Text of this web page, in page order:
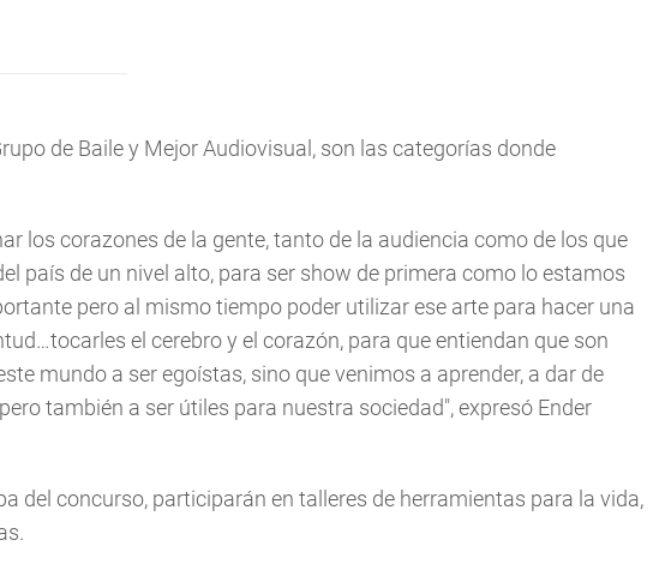
de Baile y Mejor Audiovisual, son las categorías donde
los corazones de la gente, tanto de la audiencia como de los que
país de un nivel alto, para ser show de primera como lo estamos
pero al mismo tiempo poder utilizar ese arte para hacer una
el cerebro y el corazón, para que entiendan que son
mundo a ser egoístas, sino que venimos a aprender, a dar de
también a ser útiles para nuestra sociedad", expresó Ender
del concurso, participarán en talleres de herramientas para la vida,